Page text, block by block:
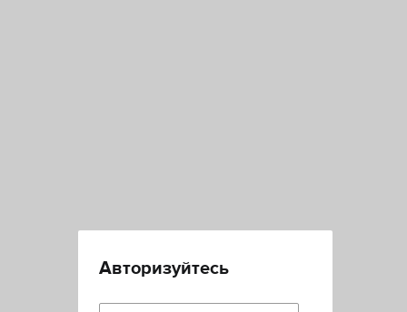
Авторизуйтесь